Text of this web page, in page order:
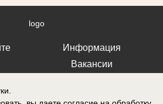
Информация
Вакансии